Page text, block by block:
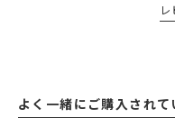
よく一緒にご購入されて